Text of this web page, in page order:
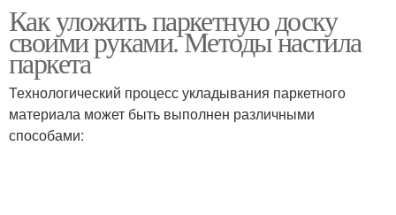
Как уложить паркетную доску
своими руками. Методы настила
паркета
Технологический процесс укладывания паркетного
материала может быть выполнен различными
способами: